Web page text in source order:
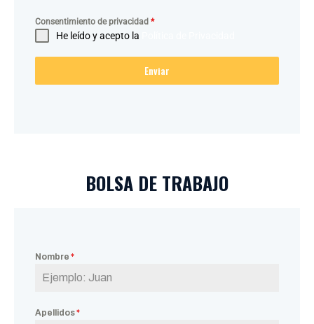
Consentimiento de privacidad *
He leído y acepto la
Enviar
BOLSA DE TRABAJO
Nombre *
Apellidos*